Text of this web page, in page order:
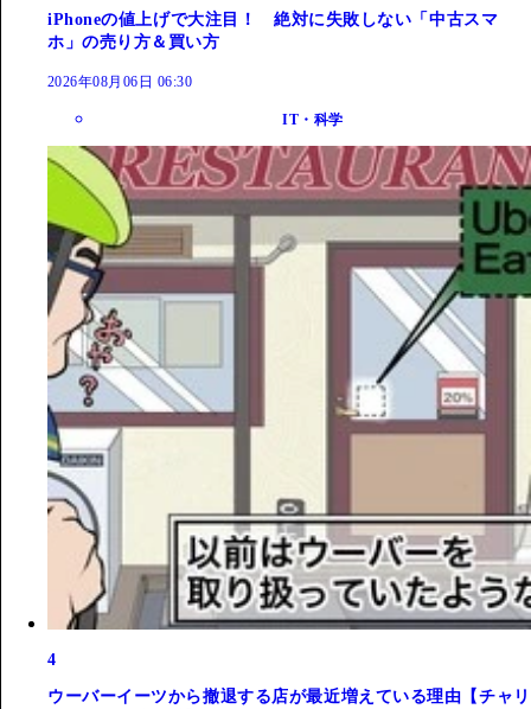
iPhoneの値上げで大注目！ 絶対に失敗しない「中古スマ
ホ」の売り方＆買い方
2026年08月06日 06:30
IT・科学
4
ウーバーイーツから撤退する店が最近増えている理由【チャリ